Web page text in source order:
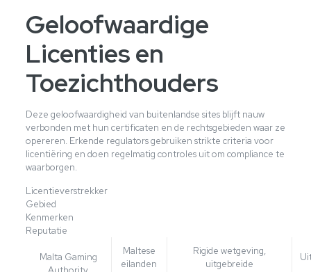
Geloofwaardige
Licenties en
Toezichthouders
Deze geloofwaardigheid van buitenlandse sites blijft nauw
verbonden met hun certificaten en de rechtsgebieden waar ze
opereren. Erkende regulators gebruiken strikte criteria voor
licentiëring en doen regelmatig controles uit om compliance te
waarborgen.
Licentieverstrekker
Gebied
Kenmerken
Reputatie
Malta Gaming
Maltese
eilanden
Rigide wetgeving,
uitgebreide